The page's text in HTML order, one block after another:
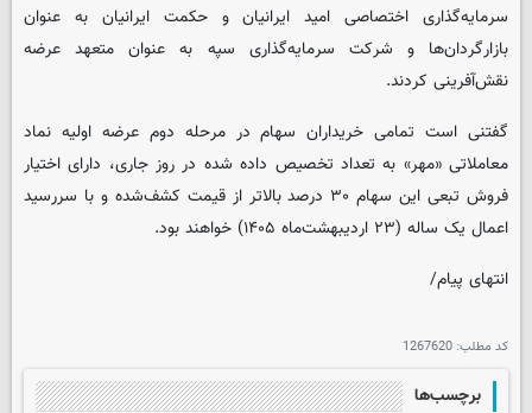
سرمایه‌گذاری اختصاصی امید ایرانیان و حکمت ایرانیان به عنوان
بازارگردان‌ها و شرکت سرمایه‌گذاری سپه به عنوان متعهد عرضه
نقش‌آفرینی کردند.
گفتنی است تمامی خریداران سهام در مرحله دوم عرضه اولیه نماد
معاملاتی «مهر» به تعداد تخصیص داده شده در روز جاری، دارای اختیار
فروش تبعی این سهام ۳۰ درصد بالاتر از قیمت کشف‌شده و با سررسید
اعمال یک ساله (۲۳ اردیبهشت‌ماه ۱۴۰۵) خواهند بود.
انتهای پیام/
کد مطلب: 1267620
برچسب‌ها